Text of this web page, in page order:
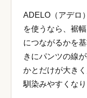
ADELO（アデロ
を使うなら、裾
につながるかを
きにパンツの線
かとだけが大き
馴染みやすくなり